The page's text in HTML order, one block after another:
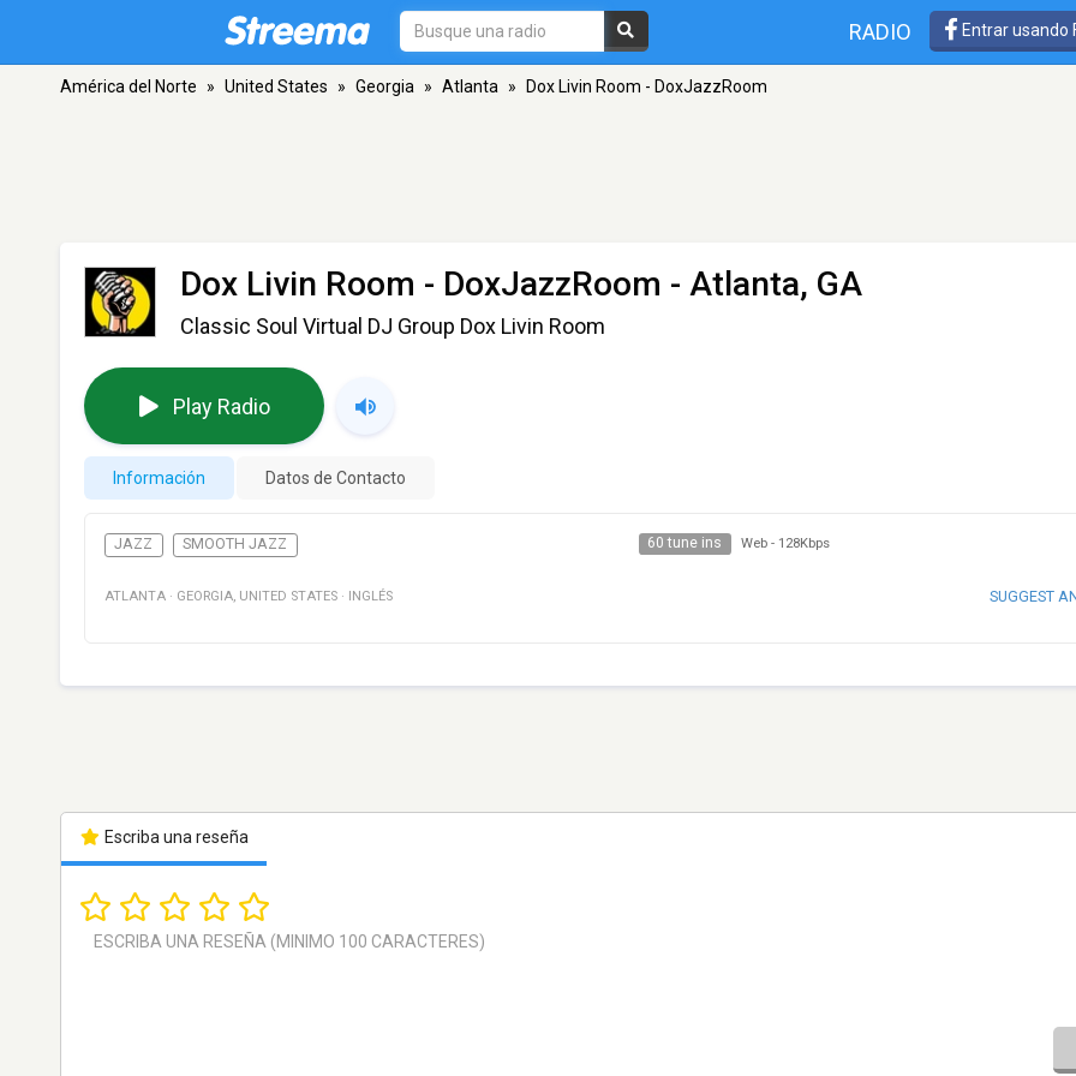
RADIO Entrar usando
América del Norte » United States » Georgia » Atlanta » Dox Livin Room - DoxJazzRoom
Dox Livin Room - DoxJazzRoom - Atlanta, GA
Classic Soul Virtual DJ Group Dox Livin Room
Play Radio
Información Datos de Contacto
JAZZ SMOOTH JAZZ 60 tune ins Web - 128Kbps
ATLANTA · GEORGIA, UNITED STATES · INGLÉS SUGGEST
Escriba una reseña